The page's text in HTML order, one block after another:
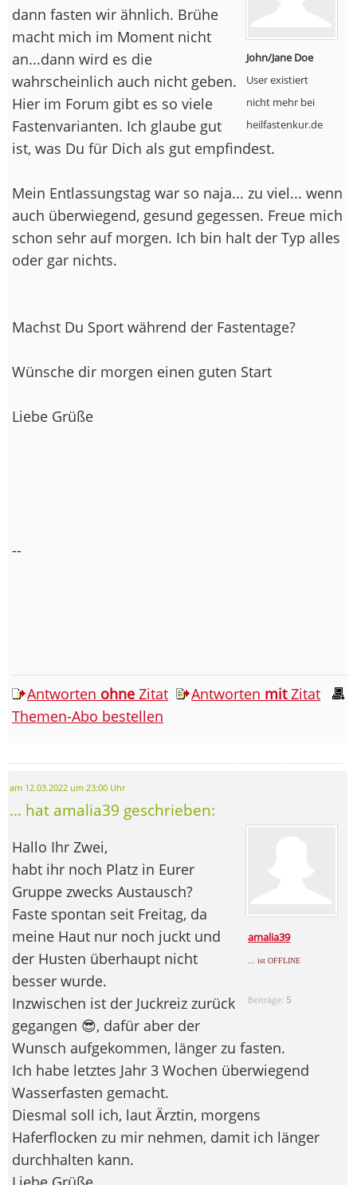
John/Jane Doe
User existiert
nicht mehr bei
heilfastenkur.de
dann fasten wir ähnlich. Brühe
macht mich im Moment nicht
an...dann wird es die
wahrscheinlich auch nicht geben.
Hier im Forum gibt es so viele
Fastenvarianten. Ich glaube gut
ist, was Du für Dich als gut empfindest.
Mein Entlassungstag war so naja... zu viel... wenn
auch überwiegend, gesund gegessen. Freue mich
schon sehr auf morgen. Ich bin halt der Typ alles
oder gar nichts.
Machst Du Sport während der Fastentage?
Wünsche dir morgen einen guten Start
Liebe Grüße
--
Antworten ohne Zitat Antworten mitZitat
Themen-Abo bestellen
am 12.03.2022 um 23:00 Uhr
... hat amalia39 geschrieben:
amalia39
... ist OFFLINE
Beiträge: 5
Hallo Ihr Zwei,
habt ihr noch Platz in Eurer
Gruppe zwecks Austausch?
Faste spontan seit Freitag, da
meine Haut nur noch juckt und
der Husten überhaupt nicht
besser wurde.
Inzwischen ist der Juckreiz zurück
gegangen 😎, dafür aber der
Wunsch aufgekommen, länger zu fasten.
Ich habe letztes Jahr 3 Wochen überwiegend
Wasserfasten gemacht.
Diesmal soll ich, laut Ärztin, morgens
Haferflocken zu mir nehmen, damit ich länger
durchhalten kann.